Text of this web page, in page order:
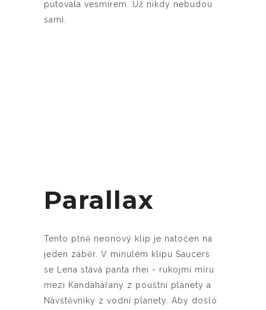
putovala vesmírem. Už nikdy nebudou
sami.
Parallax
Tento plně neonový klip je natočen na
jeden záběr. V minulém klipu Saucers
se Lena stává panta rhei - rukojmí míru
mezi Kandahářany z pouštní planety a
Návštěvníky z vodní planety. Aby došlo